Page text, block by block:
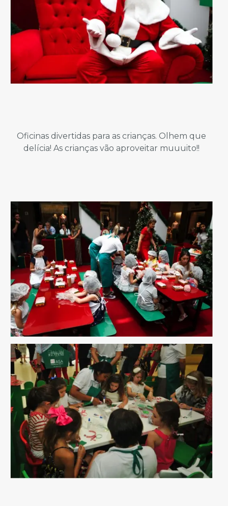
Oficinas divertidas para as crianças. Olhem que
delícia! As crianças vão aproveitar muuuito!!